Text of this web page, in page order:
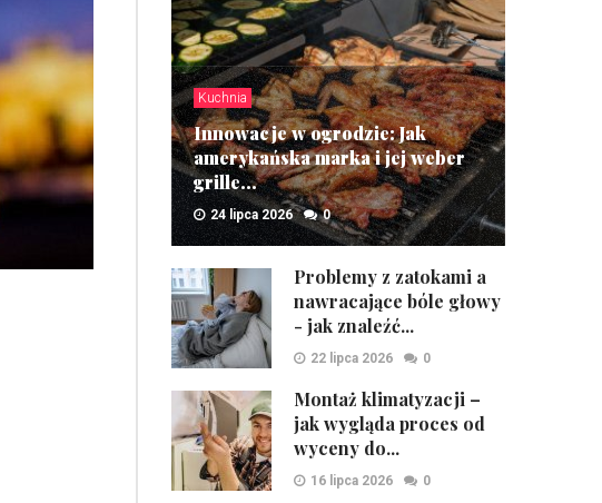
Kuchnia
Innowacje w ogrodzie: Jak
amerykańska marka i jej weber
grille...
24 lipca 2026 0
Problemy z zatokami a
nawracające bóle głowy
- jak znaleźć...
22 lipca 2026 0
Montaż klimatyzacji –
jak wygląda proces od
wyceny do...
16 lipca 2026 0